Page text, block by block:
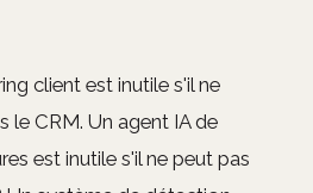
client est inutile s'il ne
le CRM. Un agent IA de
est inutile s'il ne peut pas